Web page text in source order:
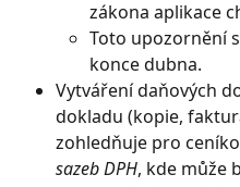
zákona aplikace
Toto upozornění
konce dubna.
Vytváření daňových
dokladu (kopie,
zohledňuje pro
sazeb DPH, kde může